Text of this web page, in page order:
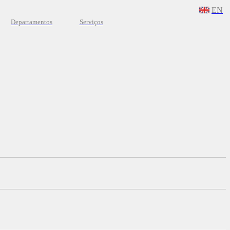
EN
Departamentos Serviços